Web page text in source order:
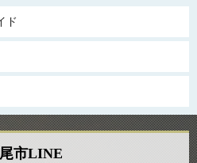
ド
市LINE